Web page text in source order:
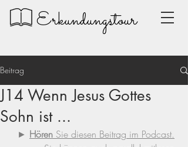
Erkundungstour
Beitrag
J14 Wenn Jesus Gottes
Sohn ist ...
► Hören Sie diesen Beitrag im Podcast.